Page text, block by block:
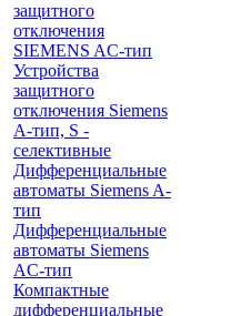
защитного
отключения
SIEMENS AС-тип
Устройства
защитного
отключения Siemens
A-тип, S -
селективные
Дифференциальные
автоматы Siemens A-
тип
Дифференциальные
автоматы Siemens
AС-тип
Компактные
дифференциальные